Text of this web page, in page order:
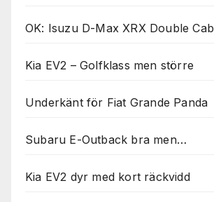
OK: Isuzu D-Max XRX Double Cab
Kia EV2 – Golfklass men större
Underkänt för Fiat Grande Panda
Subaru E-Outback bra men…
Kia EV2 dyr med kort räckvidd